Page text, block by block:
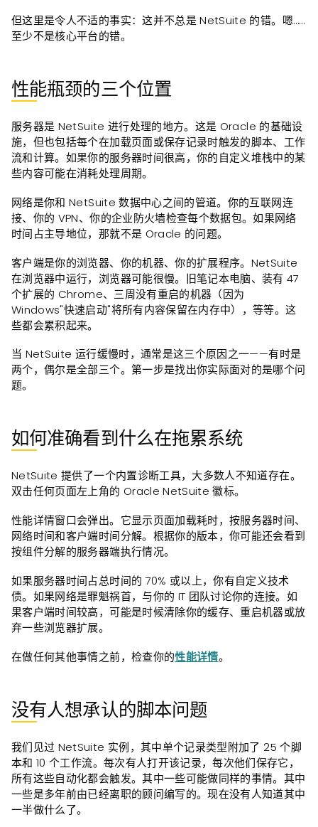
但这里是令人不适的事实：这并不总是 NetSuite 的错。嗯……
至少不是核心平台的错。
性能瓶颈的三个位置
服务器是 NetSuite 进行处理的地方。这是 Oracle 的基础设
施，但也包括每个在加载页面或保存记录时触发的脚本、工作
流和计算。如果你的服务器时间很高，你的自定义堆栈中的某
些内容可能在消耗处理周期。
网络是你和 NetSuite 数据中心之间的管道。你的互联网连
接、你的 VPN、你的企业防火墙检查每个数据包。如果网络
时间占主导地位，那就不是 Oracle 的问题。
客户端是你的浏览器、你的机器、你的扩展程序。NetSuite
在浏览器中运行，浏览器可能很慢。旧笔记本电脑、装有 47
个扩展的 Chrome、三周没有重启的机器（因为
Windows"快速启动"将所有内容保留在内存中），等等。这
些都会累积起来。
当 NetSuite 运行缓慢时，通常是这三个原因之一——有时是
两个，偶尔是全部三个。第一步是找出你实际面对的是哪个问
题。
如何准确看到什么在拖累系统
NetSuite 提供了一个内置诊断工具，大多数人不知道存在。
双击任何页面左上角的 Oracle NetSuite 徽标。
性能详情窗口会弹出。它显示页面加载耗时，按服务器时间、
网络时间和客户端时间分解。根据你的版本，你可能还会看到
按组件分解的服务器端执行情况。
如果服务器时间占总时间的 70% 或以上，你有自定义技术
债。如果网络是罪魁祸首，与你的 IT 团队讨论你的连接。如
果客户端时间较高，可能是时候清除你的缓存、重启机器或放
弃一些浏览器扩展。
在做任何其他事情之前，检查你的性能详情。
没有人想承认的脚本问题
我们见过 NetSuite 实例，其中单个记录类型附加了 25 个脚
本和 10 个工作流。每次有人打开该记录，每次他们保存它，
所有这些自动化都会触发。其中一些可能做同样的事情。其中
一些是多年前由已经离职的顾问编写的。现在没有人知道其中
一半做什么了。